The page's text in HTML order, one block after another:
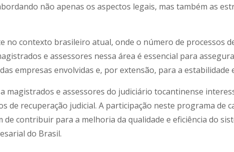
não apenas os aspectos legais, mas também as
no contexto brasileiro atual, onde o número de processos
e assessores nessa área é essencial para
empresas envolvidas e, por extensão, para a estabilidade
magistrados e assessores do judiciário tocantinense
de recuperação judicial. A participação neste programa
contribuir para a melhoria da qualidade e eficiência do
do Brasil.